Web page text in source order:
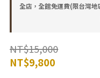
全店，全館免運費(限台灣
NT$15,000
NT$9,800